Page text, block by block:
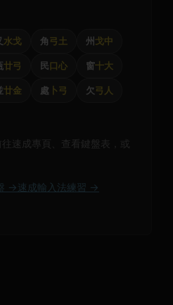
水戈 角弓土 州 戈中
廿弓 民口心 窗十大
廿金 處 卜弓 欠弓人
速成專頁、查看鍵盤表，或
→ 速成輸入法練習 →